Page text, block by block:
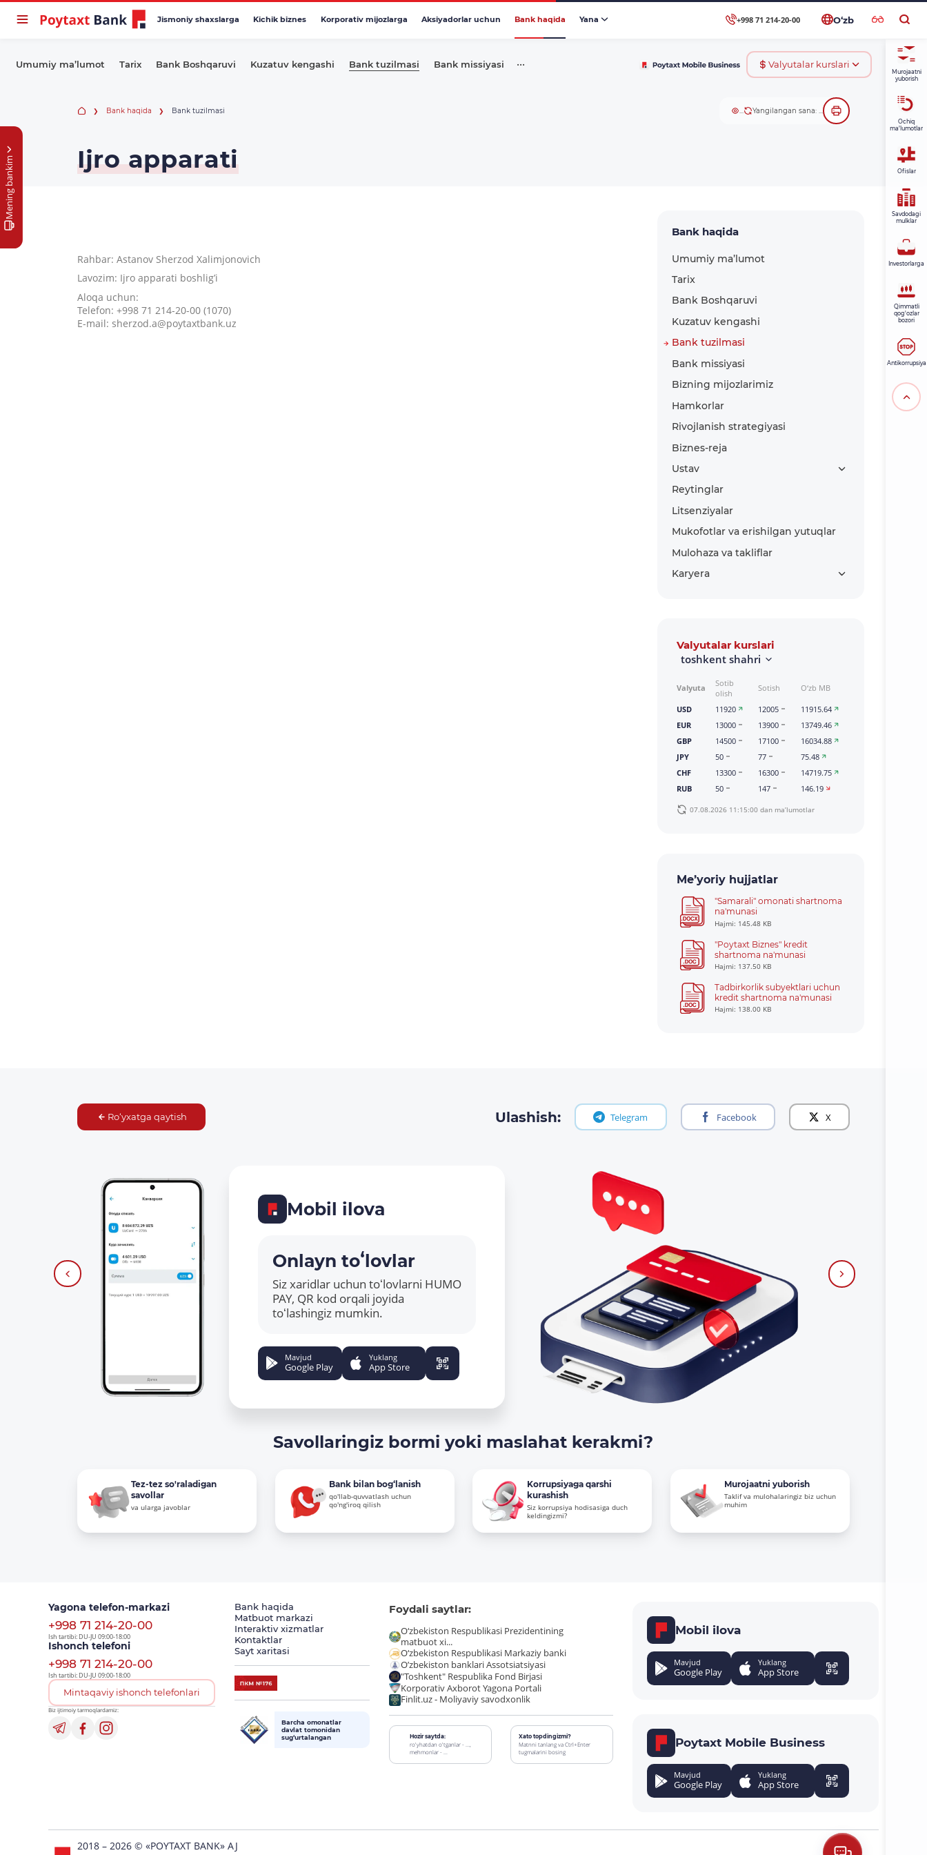
Mening bankim
Jismoniy shaxslarga Kichik biznes Korporativ mijozlarga Aksiyadorlar uchun Bank haqida Yana +998 71 214-20-00 O‘zb
Umumiy ma’lumot Tarix Bank Boshqaruvi Kuzatuv kengashi Bank tuzilmasi Bank missiyasi ••• Valyutalar kurslari
Bank haqida Bank tuzilmasi Yangilangan sana: ...
Ijro apparati
Rahbar: Astanov Sherzod Xalimjonovich
Lavozim: Ijro apparati boshlig’i
Aloqa uchun:
Telefon: +998 71 214-20-00 (1070)
E-mail: sherzod.a@poytaxtbank.uz
Bank haqida
Umumiy ma’lumot
Tarix
Bank Boshqaruvi
Kuzatuv kengashi
Bank tuzilmasi
Bank missiyasi
Bizning mijozlarimiz
Hamkorlar
Rivojlanish strategiyasi
Biznes-reja
Ustav
Reytinglar
Litsenziyalar
Mukofotlar va erishilgan yutuqlar
Mulohaza va takliflar
Karyera
Valyutalar kurslari
toshkent shahri
Valyuta
Sotib
olish
Sotish O‘zb MB
USD 11920 12005
11915.64
EUR
13000 13900
13749.46
GBP
14500 17100
16034.88
JPY
50 77
75.48
CHF
13300 16300
14719.75
RUB
50 147 146.19
07.08.2026 11:15:00 dan ma’lumotlar
Me’yoriy hujjatlar
"Samarali" omonati shartnoma
na'munasi
Hajmi: 145.48 KB
"Poytaxt Biznes" kredit
shartnoma na'munasi
Hajmi: 137.50 KB
Tadbirkorlik subyektlari uchun
kredit shartnoma na'munasi
Hajmi: 138.00 KB
Ro‘yxatga qaytish Ulashish: Telegram Facebook X
Mobil ilova
Onlayn toʻlovlar
Siz xaridlar uchun toʻlovlarni HUMO
PAY, QR kod orqali joyida
toʻlashingiz mumkin.
Mavjud
Google Play
Yuklang
App Store
Savollaringiz bormi yoki maslahat kerakmi?
Tez-tez so'raladigan
savollar
va ularga javoblar
Bank bilan bog‘lanish
qo'llab-quvvatlash uchun
qo'ng'iroq qilish
Korrupsiyaga qarshi
kurashish
Siz korrupsiya hodisasiga duch
keldingizmi?
Murojaatni yuborish
Taklif va mulohalaringiz biz uchun
muhim
Murojaatni
yuborish
Ochiq
ma’lumotlar
Ofislar
Savdodagi
mulklar
Investorlarga
Qimmatli
qog'ozlar
bozori
Antikorrupsiya
Yagona telefon-markazi
+998 71 214-20-00
Ish tartibi: DU-JU 09:00-18:00
Ishonch telefoni
+998 71 214-20-00
Ish tartibi: DU-JU 09:00-18:00
Mintaqaviy ishonch telefonlari
Biz ijtimoiy tarmoqlardamiz:
Bank haqida
Matbuot markazi
Interaktiv xizmatlar
Kontaktlar
Sayt xaritasi
Barcha omonatlar
davlat tomonidan
sug‘urtalangan
Foydali saytlar:
O‘zbekiston Respublikasi Prezidentining
matbuot xi...
O‘zbekiston Respublikasi Markaziy banki
O’zbekiston banklari Assotsiatsiyasi
"Toshkent" Respublika Fond Birjasi
Korporativ Axborot Yagona Portali
Finlit.uz - Moliyaviy savodxonlik
Hozir saytda:
ro'yhatdan o'tganlar - ...,
mehmonlar - ...
Xato topdingizmi?
Matnni tanlang va Ctrl+Enter
tugmalarini bosing
Mobil ilova
Mavjud
Google Play
Yuklang
App Store
Poytaxt Mobile Business
Mavjud
Google Play
Yuklang
App Store
2018 – 2026 © «POYTAXT BANK» AJ